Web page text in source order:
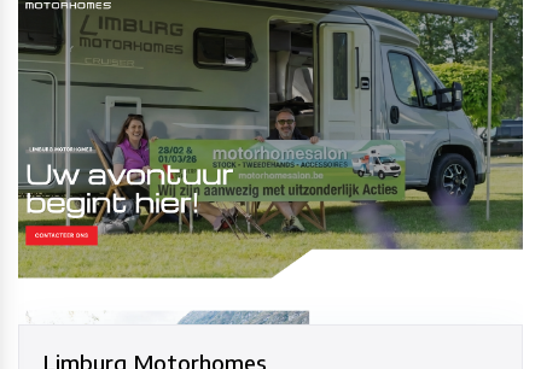
Limburg Motorhomes